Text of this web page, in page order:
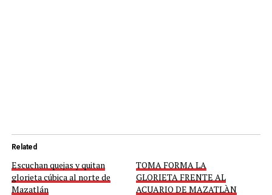
Related
Escuchan quejas y quitan
glorieta cúbica al norte de
Mazatlán
TOMA FORMA LA
GLORIETA FRENTE AL
ACUARIO DE MAZATLÀN